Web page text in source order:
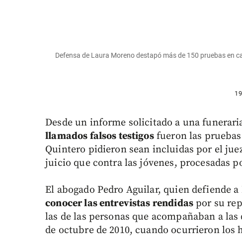
Defensa de Laura Moreno destapó más de 150 pruebas en
Desde un informe solicitado a una
llamados falsos testigosfueron las pruebas
Quintero pidieron sean incluidas por el
juicio que contra las jóvenes, procesadas
El abogado Pedro Aguilar, quien defiende
conocer las entrevistas rendidas por su
las de las personas que acompañaban a
de octubre de 2010, cuando ocurrieron los